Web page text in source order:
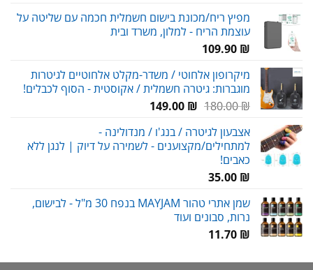
היה:
80.00 ₪.
הוא:
59.00 ₪.
מפיץ ריח/מכונת בישום חשמלית חכמה עם שליטה על
עוצמת הריח - למלון, משרד ובית
109.90 ₪
מיקרופון אלחוטי / משדר-מקלט אלחוטיים לגיטרות
מוגברות: גיטרה חשמלית / אקוסטית - הסוף לכבלים!
180.00₪
המחיר
היה:
180.00 ₪.
149.00 ₪
המחיר
הוא:
149.00 ₪.
אצבעון לגיטרה / בנג'ו / מנדולינה -
למתחילים/מקצוענים - לשמירה על דיוק | לנגן ללא
כאבים!
35.00 ₪
שמן אתרי טהור MAYJAM בנפח 30 מ"ל - לבישום,
נרות, סבונים ועוד
11.70 ₪